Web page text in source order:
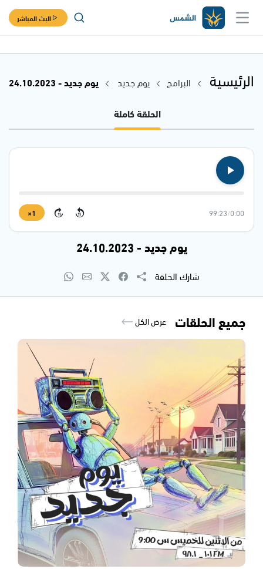
البث المباشر
الرئيسية البرامج يوم جديد
يوم جديد - 24.10.2023
الحلقة كاملة
0:00
/
99:23
15
15
1×
يوم جديد - 24.10.2023
شارك الحلقة
جميع الحلقات عرض الكل